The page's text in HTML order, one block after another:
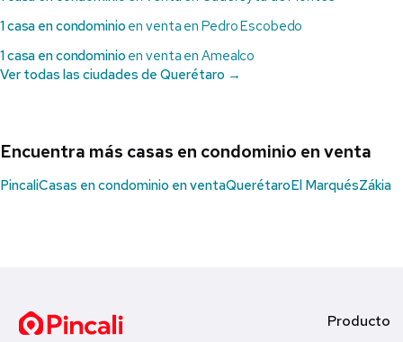
1 casa en condominio en venta en Pedro Escobedo
1 casa en condominio en venta en Amealco
Ver todas las ciudades de Querétaro →
Encuentra más casas en condominio en venta
PincaliCasas en condominio en ventaQuerétaroEl MarquésZákia
Producto